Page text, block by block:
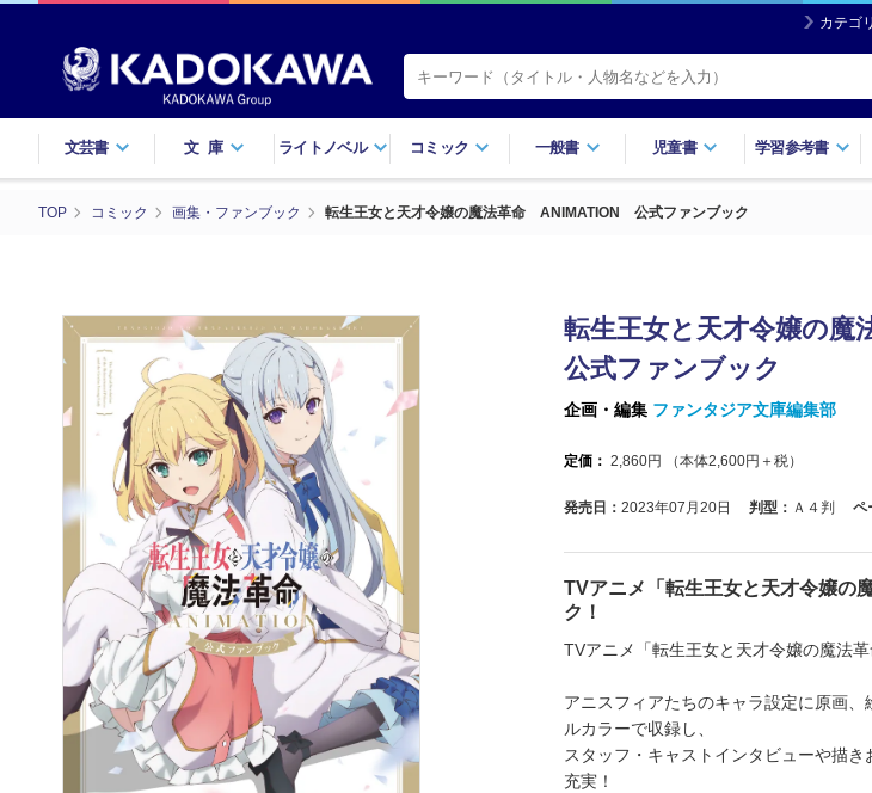
カテゴ
文芸書 文庫 ライトノベル コミック 一般書 児童書 学習参考書
TOP コミック 画集・ファンブック 転生王女と天才令嬢の魔法革命 ANIMATION 公式ファンブック
転生王女と天才令嬢の
公式ファンブック
企画・編集 ファンタジア文庫編集部
定価： 2,860円 （本体2,600円＋税）
発売日： 2023年07月20日 判型： Ａ４判 ペ
TVアニメ「転生王女と天才令嬢の
ク！
TVアニメ「転生王女と天才令嬢の魔法
アニスフィアたちのキャラ設定に原画
ルカラーで収録し、
スタッフ・キャストインタビューや描
充実！